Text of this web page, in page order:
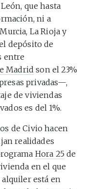
que hasta
ni a
La Rioja y
depósito de
entre
Madrid son el 23%
privadas—,
de viviendas
es del 1%.
de Civio hacen
realidades
Hora 25de
en el que
alquiler está en